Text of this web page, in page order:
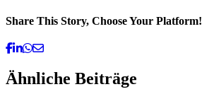
Share This Story, Choose Your Platform!
Facebook
Linkedin
Whatsapp
Email
Ähnliche Beiträge